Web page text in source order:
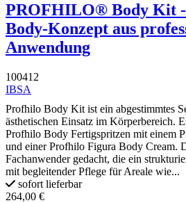
PROFHILO® Body Kit -
Body-Konzept aus
Anwendung
100412
IBSA
Profhilo Body Kit ist ein abgestimmtes
ästhetischen Einsatz im Körperbereich.
Profhilo Body Fertigspritzen mit einem
und einer Profhilo Figura Body Cream.
Fachanwender gedacht, die ein
mit begleitender Pflege für Areale wie...
sofort lieferbar
264,00 €